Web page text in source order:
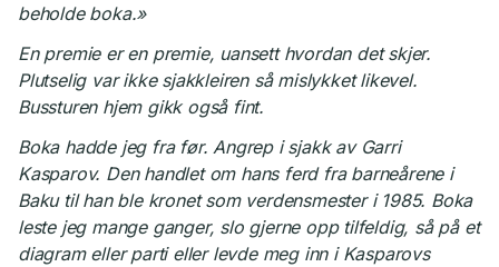
beholde boka.»
En premie er en premie, uansett hvordan det skjer.
Plutselig var ikke sjakkleiren så mislykket likevel.
Bussturen hjem gikk også fint.
Boka hadde jeg fra før. Angrep i sjakk av Garri
Kasparov. Den handlet om hans ferd fra barneårene i
Baku til han ble kronet som verdensmester i 1985. Boka
leste jeg mange ganger, slo gjerne opp tilfeldig, så på et
diagram eller parti eller levde meg inn i Kasparovs